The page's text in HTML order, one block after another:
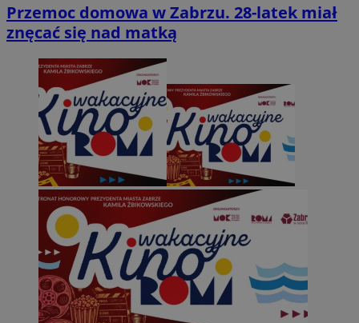
Przemoc domowa w Zabrzu. 28-latek miał
znęcać się nad matką